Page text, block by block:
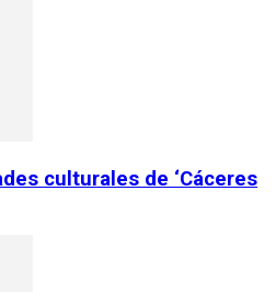
culturales de ‘Cáceres